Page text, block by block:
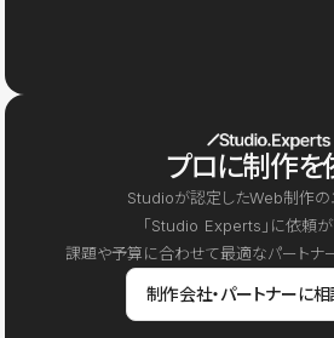
プロに制作を
Studioが認定したWeb制作の
「Studio Experts」に依頼が
課題や予算に合わせて最適なパートナー
制作会社・パートナーに相